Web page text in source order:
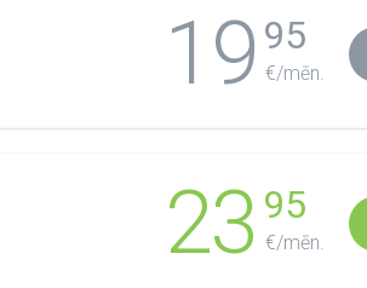
19 95
€/mēn.
23 95
€/mēn.